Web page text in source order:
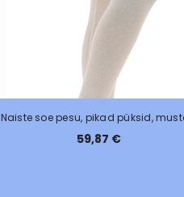
Naiste soe pesu, pikad püksid,
59,87 €